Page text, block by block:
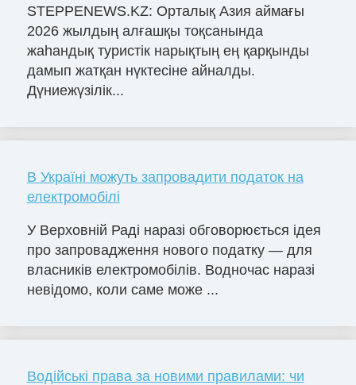
STEPPENEWS.KZ: Орталық Азия аймағы
2026 жылдың алғашқы тоқсанында
жаһандық туристік нарықтың ең қарқынды
дамып жатқан нүктесіне айналды.
Дүниежүзілік...
В Україні можуть запровадити податок на
електромобілі
У Верховній Раді наразі обговорюється ідея
про запровадження нового податку — для
власників електромобілів. Водночас наразі
невідомо, коли саме може ...
Водійські права за новими правилами: чи